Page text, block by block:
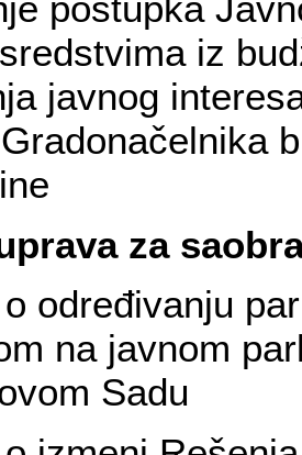
postupka
iz
javnog
za
o određivanju
na javnom
Sadu